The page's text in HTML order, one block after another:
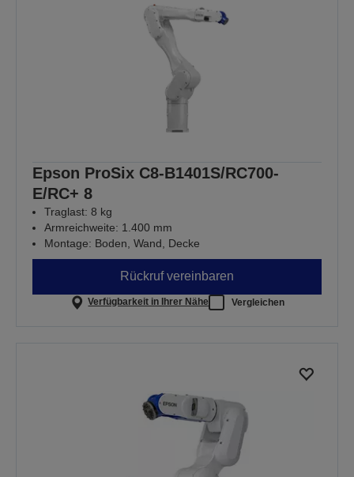
Epson ProSix C8-B1401S/RC700-
E/RC+ 8
Traglast: 8 kg
Armreichweite: 1.400 mm
Montage: Boden, Wand, Decke
Rückruf vereinbaren
Verfügbarkeit in Ihrer Nähe Vergleichen